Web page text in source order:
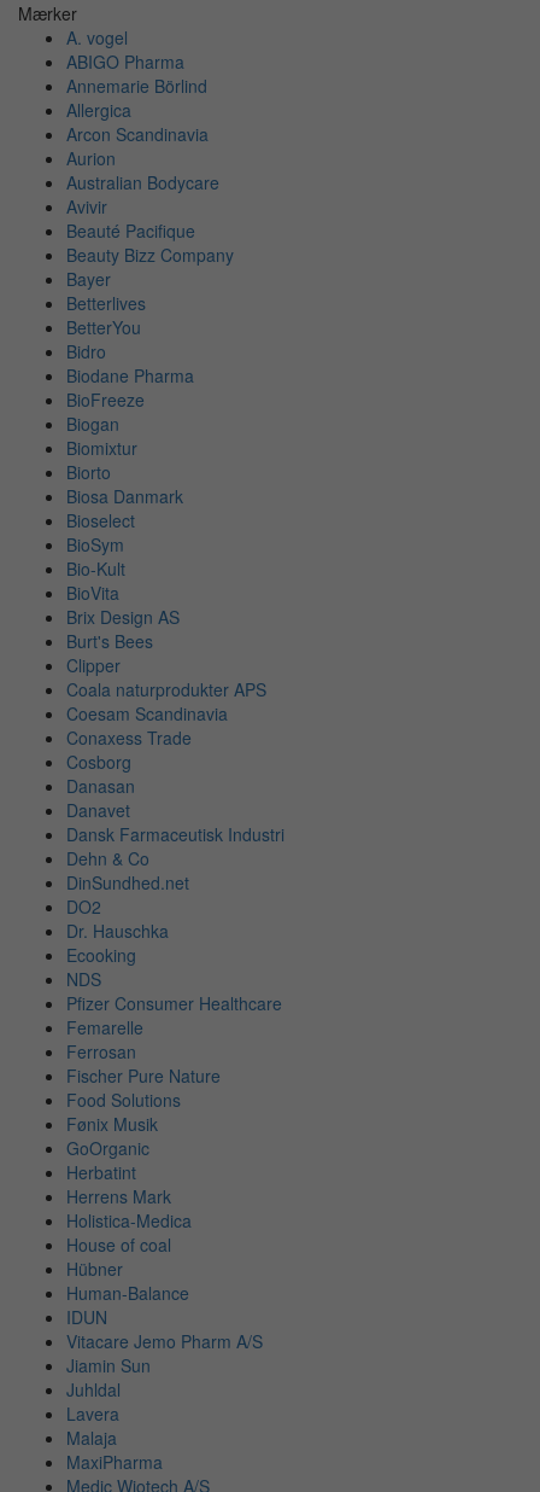
Mærker
A. vogel
ABIGO Pharma
Annemarie Börlind
Allergica
Arcon Scandinavia
Aurion
Australian Bodycare
Avivir
Beauté Pacifique
Beauty Bizz Company
Bayer
Betterlives
BetterYou
Bidro
Biodane Pharma
BioFreeze
Biogan
Biomixtur
Biorto
Biosa Danmark
Bioselect
BioSym
Bio-Kult
BioVita
Brix Design AS
Burt's Bees
Clipper
Coala naturprodukter APS
Coesam Scandinavia
Conaxess Trade
Cosborg
Danasan
Danavet
Dansk Farmaceutisk Industri
Dehn & Co
DinSundhed.net
DO2
Dr. Hauschka
Ecooking
NDS
Pfizer Consumer Healthcare
Femarelle
Ferrosan
Fischer Pure Nature
Food Solutions
Fønix Musik
GoOrganic
Herbatint
Herrens Mark
Holistica-Medica
House of coal
Hübner
Human-Balance
IDUN
Vitacare Jemo Pharm A/S
Jiamin Sun
Juhldal
Lavera
Malaja
MaxiPharma
Medic Wiotech A/S